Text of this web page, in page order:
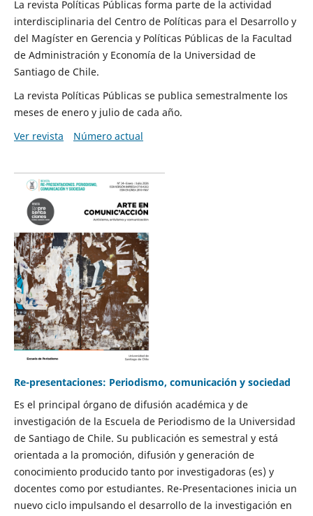
La revista Políticas Públicas forma parte de la actividad
interdisciplinaria del Centro de Políticas para el Desarrollo y
del Magíster en Gerencia y Políticas Públicas de la Facultad
de Administración y Economía de la Universidad de
Santiago de Chile.
La revista Políticas Públicas se publica semestralmente los
meses de enero y julio de cada año.
Ver revista
Número actual
Re-presentaciones: Periodismo, comunicación y sociedad
Es el principal órgano de difusión académica y de
investigación de la Escuela de Periodismo de la Universidad
de Santiago de Chile. Su publicación es semestral y está
orientada a la promoción, difusión y generación de
conocimiento producido tanto por investigadoras (es) y
docentes como por estudiantes. Re-Presentaciones inicia un
nuevo ciclo impulsando el desarrollo de la investigación en